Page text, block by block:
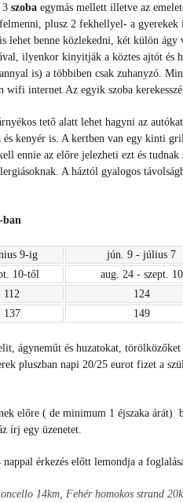
3 szoba egymás mellett illetve az
plusz 2 fekhellyel- a gyerekek
lehet benne közlekedni, két külön ágy
ilyenkor kinyitják a köztes ajtót és
is) a többiben csak zuhanyzó.
wifi internet.Az egyik szoba
tető alatt lehet hagyni az
és kenyér is. A kertben van egy kinti
ennie az előre jelezheti ezt és
A háztól gyalogos
ban
9-ig jún. 9 - július 7
10-től
aug. 24 - szept. 10
112 124
137 149
ágyneműt és huzatokat,
pluszban napi 20/25 eurot fizet a
előre ( de minimum 1 éjszaka árát)
írj egy üzenetet.
érkezés előtt lemondja a
14km, Fehér homokos strand